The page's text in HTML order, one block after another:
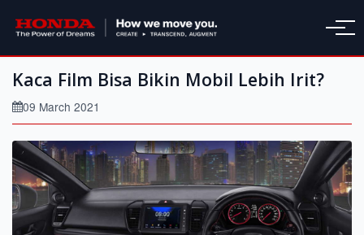
Kaca Film Bisa Bikin Mobil Lebih Irit?
09 March 2021